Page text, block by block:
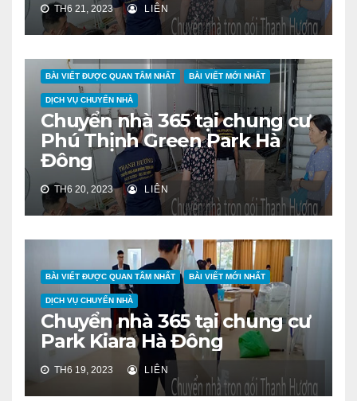
TH6 21, 2023 LIÊN
BÀI VIẾT ĐƯỢC QUAN TÂM NHẤT BÀI VIẾT MỚI NHẤT
DỊCH VỤ CHUYỂN NHÀ
Chuyển nhà 365 tại chung cư
Phú Thịnh Green Park Hà
Đông
TH6 20, 2023 LIÊN
BÀI VIẾT ĐƯỢC QUAN TÂM NHẤT BÀI VIẾT MỚI NHẤT
DỊCH VỤ CHUYỂN NHÀ
Chuyển nhà 365 tại chung cư
Park Kiara Hà Đông
TH6 19, 2023 LIÊN